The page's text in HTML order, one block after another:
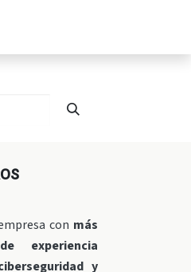
con más
experiencia
y